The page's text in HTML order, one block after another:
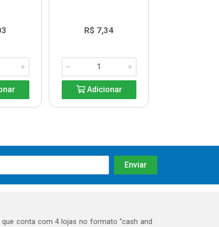
R$ 7,34
Adicionar
conta com 4 lojas no formato “cash and